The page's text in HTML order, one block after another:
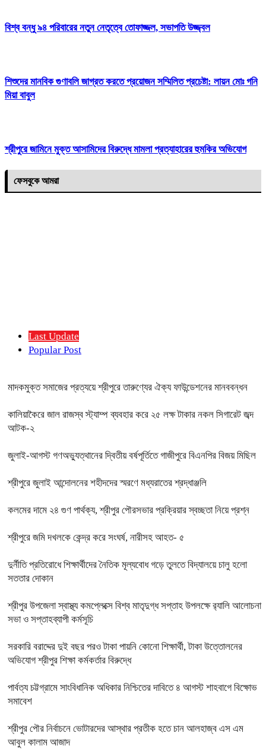
বিশ্ব বন্ধু ৯৪ পরিবারের নতুন নেতৃত্বে তোফাজ্জল, সভাপতি উজ্জ্বল
শিশুদের মানবিক গুণাবলি জাগ্রত করতে প্রয়োজন সম্মিলিত প্রচেষ্টা: লায়ন মোঃ গনি
মিয়া বাবুল
শ্রীপুরে জামিনে মুক্ত আসামিদের বিরুদ্ধে মামলা প্রত্যাহারের হুমকির অভিযোগ
ফেসবুকে আমরা
Last Update
Popular Post
মাদকমুক্ত সমাজের প্রত্যয়ে শ্রীপুরে তারুণ্যের ঐক্য ফাউন্ডেশনের মানববন্ধন
কালিয়াকৈরে জাল রাজস্ব স্ট্যাম্প ব্যবহার করে ২৫ লক্ষ টাকার নকল সিগারেট জব্দ
আটক-২
জুলাই-আগস্ট গণঅভ্যুত্থানের দ্বিতীয় বর্ষপূর্তিতে গাজীপুরে বিএনপির বিজয় মিছিল
শ্রীপুরে জুলাই আন্দোলনের শহীদদের স্মরণে মধ্যরাতের শ্রদ্ধাঞ্জলি
কলমের দামে ২৪ গুণ পার্থক্য, শ্রীপুর পৌরসভার প্রক্রিয়ার স্বচ্ছতা নিয়ে প্রশ্ন
শ্রীপুরে জমি দখলকে কেন্দ্র করে সংঘর্ষ, নারীসহ আহত- ৫
দুর্নীতি প্রতিরোধে শিক্ষার্থীদের নৈতিক মূল্যবোধ গড়ে তুলতে বিদ্যালয়ে চালু হলো
সততার দোকান
শ্রীপুর উপজেলা স্বাস্থ্য কমপ্লেক্সে বিশ্ব মাতৃদুগ্ধ সপ্তাহ উপলক্ষে র‍্যালি আলোচনা
সভা ও সপ্তাহব্যাপী কর্মসূচি
সরকারি বরাদ্দের দুই বছর পরও টাকা পায়নি কোনো শিক্ষার্থী, টাকা উত্তোলনের
অভিযোগ শ্রীপুর শিক্ষা কর্মকর্তার বিরুদ্ধে
পার্বত্য চট্টগ্রামে সাংবিধানিক অধিকার নিশ্চিতের দাবিতে ৪ আগস্ট শাহবাগে বিক্ষোভ
সমাবেশ
শ্রীপুর পৌর নির্বাচনে ভোটারদের আস্থার প্রতীক হতে চান আলহাজ্ব এস এম
আবুল কালাম আজাদ